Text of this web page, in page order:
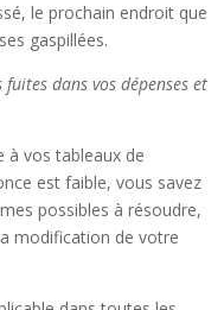
le prochain endroit que
gaspillées.
dans vos dépenses et
à vos tableaux de
est faible, vous savez
possibles à résoudre,
modification de votre